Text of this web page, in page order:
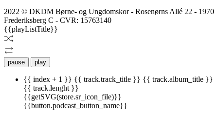
2022 © DKDM Børne- og Ungdomskor - Rosenørns Allé 22 - 1970
Frederiksberg C - CVR: 15763140
{{playListTitle}}
pause play
{{ index + 1 }} {{ track.track_title }} {{ track.album_title }}
{{ track.lenght }}
{{getSVG(store.sr_icon_file)}}
{{button.podcast_button_name}}